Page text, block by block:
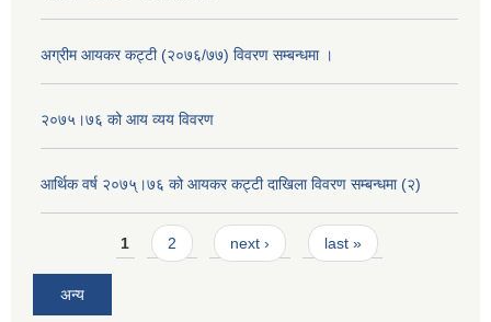
अग्रीम आयकर कट्टी (२०७६/७७) विवरण सम्बन्धमा ।
२०७५।७६ को आय व्यय विवरण
आर्थिक वर्ष २०७५्।७६ को आयकर कट्टी दाखिला विवरण सम्बन्धमा (२)
Pages1 2 next › last »
अन्य